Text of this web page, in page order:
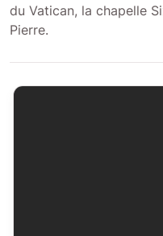
du Vatican, la chapelle
Pierre.